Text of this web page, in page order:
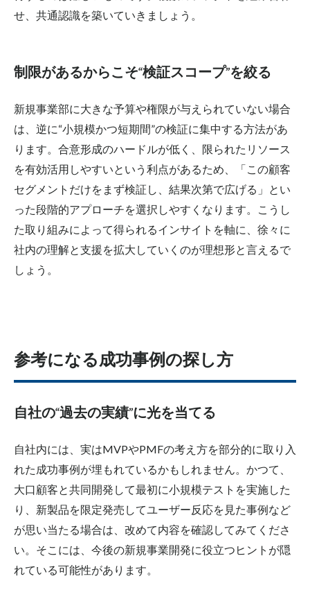
せ、共通認識を築いていきましょう。
制限があるからこそ“検証スコープ”を絞る
新規事業部に大きな予算や権限が与えられていない場合
は、逆に“小規模かつ短期間”の検証に集中する方法があ
ります。合意形成のハードルが低く、限られたリソース
を有効活用しやすいという利点があるため、「この顧客
セグメントだけをまず検証し、結果次第で広げる」とい
った段階的アプローチを選択しやすくなります。こうし
た取り組みによって得られるインサイトを軸に、徐々に
社内の理解と支援を拡大していくのが理想形と言えるで
しょう。
参考になる成功事例の探し方
自社の“過去の実績”に光を当てる
自社内には、実はMVPやPMFの考え方を部分的に取り入
れた成功事例が埋もれているかもしれません。かつて、
大口顧客と共同開発して最初に小規模テストを実施した
り、新製品を限定発売してユーザー反応を見た事例など
が思い当たる場合は、改めて内容を確認してみてくださ
い。そこには、今後の新規事業開発に役立つヒントが隠
れている可能性があります。